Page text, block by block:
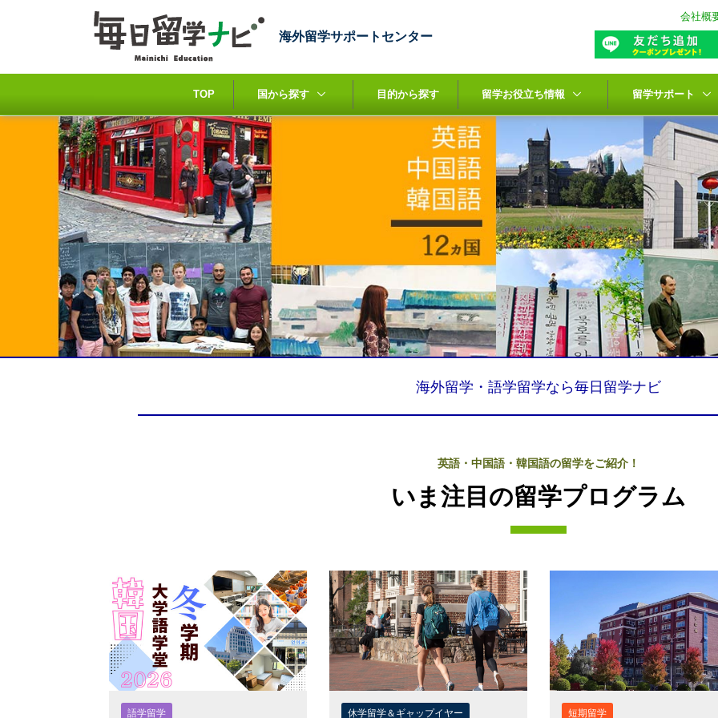
海外留学サポートセンター
会社概
TOP 国から探す 目的から探す 留学お役立ち情報 留学サポート
海外留学・語学留学なら毎日留学ナビ
英語・中国語・韓国語の留学をご紹介！
いま注目の留学プログラム
語学留学 休学留学＆ギャップイヤー 短期留学